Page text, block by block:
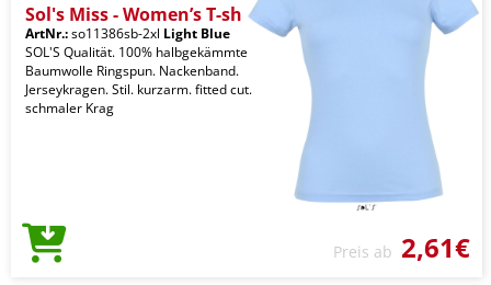
Sol's Miss - Women’s T-sh
ArtNr.:so11386sb-2xl Light Blue
SOL'S Qualität. 100% halbgekämmte
Baumwolle Ringspun. Nackenband.
Jerseykragen. Stil. kurzarm. fitted cut.
schmaler Krag
Preis ab 2,61€